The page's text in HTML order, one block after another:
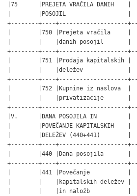
|75      |PREJETA VRAČILA DANIH    |
|        |POSOJIL
+--------+----+--------------------
|        |750 |Prejeta vračila     |
|        |    |danih posojil
+--------+----+--------------------
|        |751 |Prodaja kapitalskih |
|        |    |deležev             |
+--------+----+--------------------
|        |752 |Kupnine iz naslova  |
|        |    |privatizacije       |
+--------+-------------------------
|V.      |DANA POSOJILA IN
|        |POVEČANJE KAPITALSKIH
|        |DELEŽEV (440+441)
+--------+----+--------------------
|        |440 |Dana posojila       |
+--------+----+--------------------
|        |441 |Povečanje           |
|        |    |kapitalskih deležev
|        |    |in naložb           |